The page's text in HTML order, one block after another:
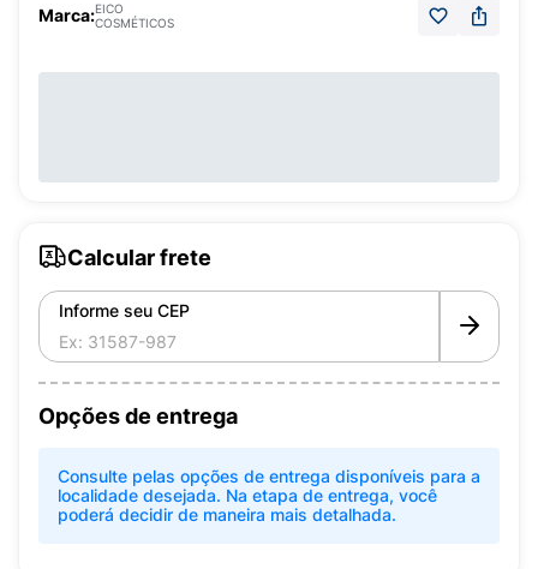
Marca:EICO
COSMÉTICOS
Calcular frete
Informe seu CEP
Opções de entrega
Consulte pelas opções de entrega disponíveis para a
localidade desejada. Na etapa de entrega, você
poderá decidir de maneira mais detalhada.